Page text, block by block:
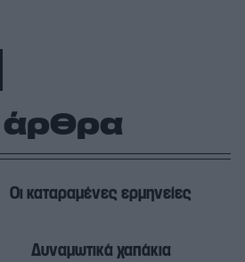
άρθρα
Οι καταραμένες ερμηνείες
Δυναμωτικά χαπάκια